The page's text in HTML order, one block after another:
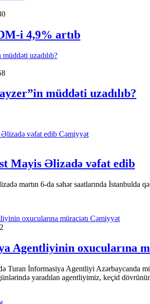
i 4,9% artıb
müddəti uzadılıb?
Cəmiyyət
Mayis Əlizadə vəfat edib
martın 6-da səhər saatlarında
Cəmiyyət
Agentliyinin oxucularına
Turan İnformasiya Agentliyi Azərbaycanda
yaradılan agentliyimiz, keçid